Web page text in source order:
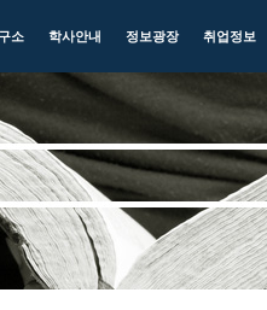
소 학사안내 정보광장 취업정보